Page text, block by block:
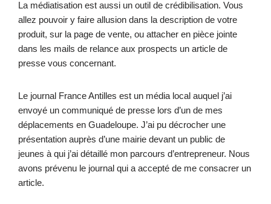
La médiatisation est aussi un outil de crédibilisation. Vous
allez pouvoir y faire allusion dans la description de votre
produit, sur la page de vente, ou attacher en pièce jointe
dans les mails de relance aux prospects un article de
presse vous concernant.
Le journal France Antilles est un média local auquel j’ai
envoyé un communiqué de presse lors d’un de mes
déplacements en Guadeloupe. J’ai pu décrocher une
présentation auprès d’une mairie devant un public de
jeunes à qui j’ai détaillé mon parcours d’entrepreneur. Nous
avons prévenu le journal qui a accepté de me consacrer un
article.